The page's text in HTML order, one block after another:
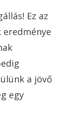
Ez az
eredménye
a jövő
egy